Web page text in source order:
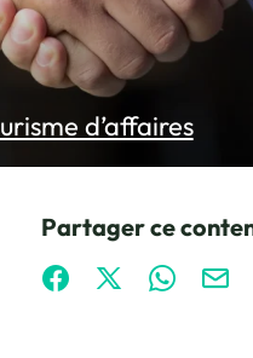
d’affaires
Partager ce
Partager surPartager sur
Partager